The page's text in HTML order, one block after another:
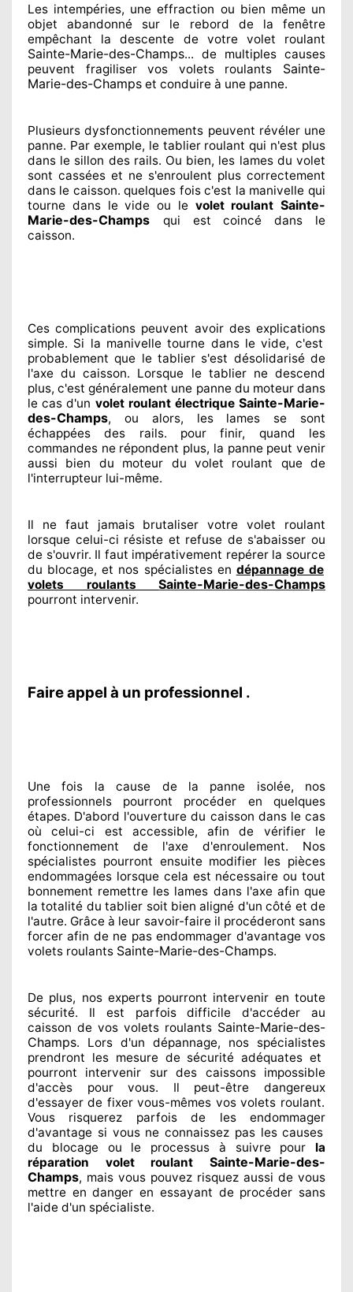
Les intempéries, une effraction ou bien même un
objet abandonné sur le rebord de la fenêtre
empêchant la descente de votre volet roulant
Sainte-Marie-des-Champs... de multiples causes
peuvent fragiliservos volets roulants Sainte-
Marie-des-Champs et conduire à une panne.
Plusieurs dysfonctionnements peuvent révélerune
panne. Par exemple, le tablier roulant qui n'est plus
dans le sillon des rails. Ou bien, les lames du volet
sont cassées et ne s'enroulent plus correctement
dans le caisson. quelques foisc'est la manivelle qui
tourne dans le vide ou le volet roulant Sainte-
Marie-des-Champs
qui est coincé dans le
caisson.
Ces complications peuvent avoir des explications
simple. Si la manivelle tourne dans le vide, c'est
probablement que le tablier s'est désolidariséde
l'axe du caisson. Lorsque le tablier ne descend
plus, c'est généralement une panne du moteur dans
le cas d'un volet roulant électrique Sainte-Marie-
des-Champs, ou alors, les lames se sont
échappées des rails. pour finir, quand les
commandes ne répondent plus, la panne peut venir
aussi bien du moteur du volet roulant que de
l'interrupteur lui-même.
Il ne faut jamais brutaliser votre volet roulant
lorsque celui-ci résiste et refuse de s'abaisser ou
de s'ouvrir. Il faut impérativement repérerla source
du blocage, et nos spécialistesen dépannage de
volets roulants Sainte-Marie-des-Champs
pourront intervenir.
Faire appel à un professionnel .
Une fois la cause de la panne isolée, nos
professionnels pourront procéder
en quelques
étapes. D'abord l'ouverture du caisson dans le cas
où celui-ci est accessible, afin de vérifier le
fonctionnement de l'axe d'enroulement. Nos
spécialistes pourront ensuite modifier les pièces
endommagées lorsque cela est nécessaire ou tout
bonnement remettre les lames dans l'axe afin que
la totalité du tablier soit bien aligné d'un côté et de
l'autre. Grâce à leur savoir-faireil procéderont sans
forcer afin dene pas endommager d'avantage vos
volets roulants Sainte-Marie-des-Champs.
De plus, nos expertspourront intervenir en toute
sécurité. Il est parfois difficile d'accéder au
caisson de vos volets roulants Sainte-Marie-des-
Champs. Lors d'un dépannage, nos spécialistes
prendront les mesure de sécurité adéquates et
pourront intervenir sur des caissons impossible
d'accès pour vous. Il peut-être dangereux
d'essayer de fixervous-mêmes vos volets roulant.
Vous risquerez parfois de les endommager
d'avantage si vous ne connaissez pas les causes
du blocage ou le processus à suivre pour la
réparation volet roulant Sainte-Marie-des-
Champs, mais vous pouvez risquez aussi de vous
mettre en danger en essayant de procéder sans
l'aide d'un spécialiste.